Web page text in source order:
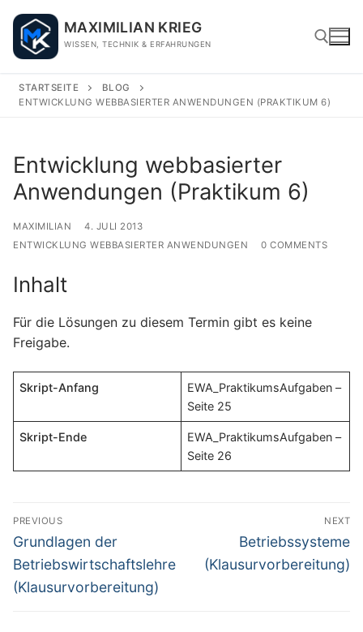
content
MAXIMILIAN KRIEG
WISSEN, TECHNIK & ERFAHRUNGEN
Search for:
STARTSEITE
BLOG
ENTWICKLUNG WEBBASIERTER ANWENDUNGEN (PRAKTIKUM 6)
Entwicklung webbasierter
Anwendungen (Praktikum 6)
MAXIMILIAN
4. JULI 2013
ENTWICKLUNG WEBBASIERTER ANWENDUNGEN
0 COMMENTS
Inhalt
Für die Lösungen zu diesem Termin gibt es keine
Freigabe.
Skript-Anfang
EWA_PraktikumsAufgaben –
Seite 25
Skript-Ende
EWA_PraktikumsAufgaben –
Seite 26
Beitragsnavigation
PREVIOUS
Previous
post:
Grundlagen der
Betriebswirtschaftslehre
(Klausurvorbereitung)
NEXT
Next
post:
Betriebssysteme
(Klausurvorbereitung)